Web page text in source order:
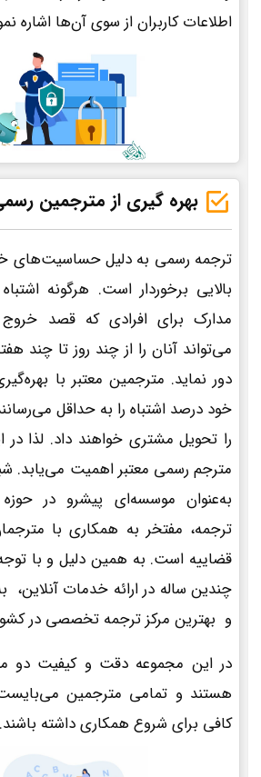
اطلاعات کاربران از سوی آن‌ها اشاره
بهره گیری از مترجمین
ترجمه رسمی به دلیل حساسیت‌های
بالایی برخوردار است. هرگونه
مدارک برای افرادی که قصد خروج
می‌تواند آنان را از چند روز تا چند
دور نماید. مترجمین معتبر با
خود درصد اشتباه را به حداقل
را تحویل مشتری خواهند داد. لذا در
مترجم رسمی معتبر اهمیت می‌یابد.
به‌عنوان موسسه‌ای پیشرو در
ترجمه، مفتخر به همکاری با
قضاییه است. به همین دلیل و با
چندین ساله در ارائه خدمات آنلاین،
و بهترین مرکز ترجمه تخصصی در
در این مجموعه دقت و کیفیت دو
هستند و تمامی مترجمین
کافی برای شروع همکاری داشته باشند.